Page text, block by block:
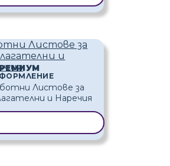
Листове за
и